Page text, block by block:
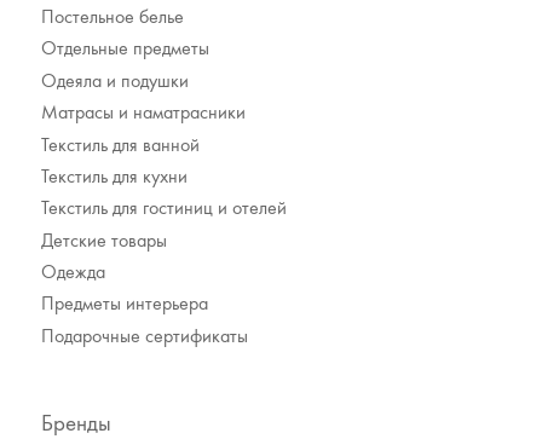
Постельное белье
Отдельные предметы
Одеяла и подушки
Матрасы и наматрасники
Текстиль для ванной
Текстиль для кухни
Текстиль для гостиниц и отелей
Детские товары
Одежда
Предметы интерьера
Подарочные сертификаты
Бренды